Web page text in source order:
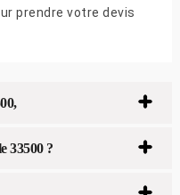
prendre votre devis
33500 ?